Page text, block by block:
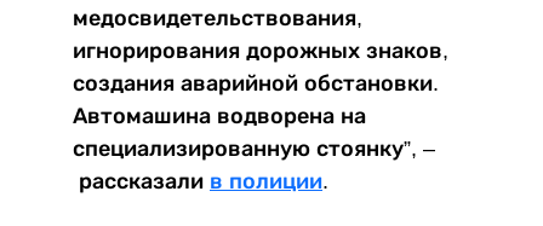
медосвидетельствования,
игнорирования дорожных знаков,
создания аварийной обстановки.
Автомашина водворена на
специализированную стоянку”, –
рассказали в полиции.